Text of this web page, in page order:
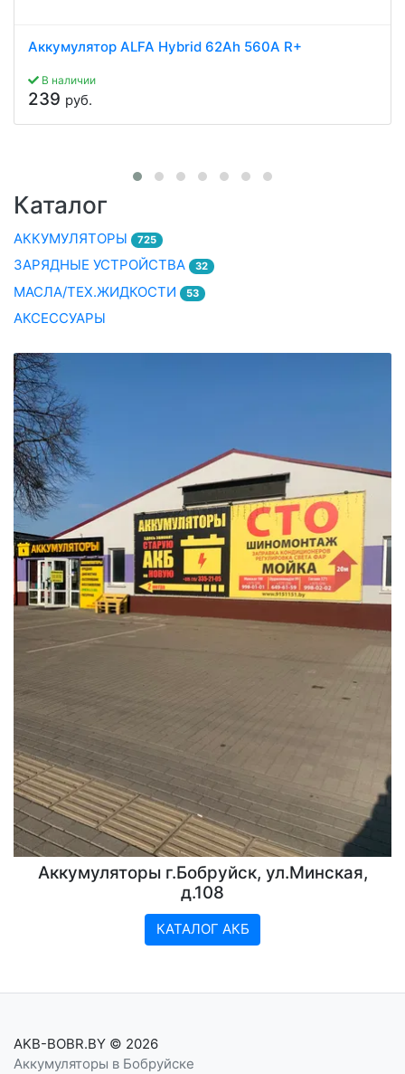
Аккумулятор ALFA Hybrid 62Ah 560A R+
В наличии
239 руб.
Каталог
АККУМУЛЯТОРЫ 725
ЗАРЯДНЫЕ УСТРОЙСТВА 32
МАСЛА/ТЕХ.ЖИДКОСТИ 53
АКСЕССУАРЫ
Аккумуляторы г.Бобруйск, ул.Минская,
д.108
КАТАЛОГ АКБ
AKB-BOBR.BY © 2026
Аккумуляторы в Бобруйске